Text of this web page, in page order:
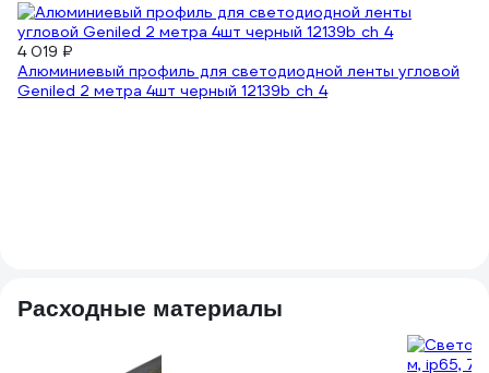
4 019 ₽
Алюминиевый профиль для светодиодной ленты угловой
Geniled 2 метра 4шт черный 12139b_ch_4
Расходные материалы